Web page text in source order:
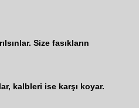
Size fasıkların
kalbleri ise karşı koyar.